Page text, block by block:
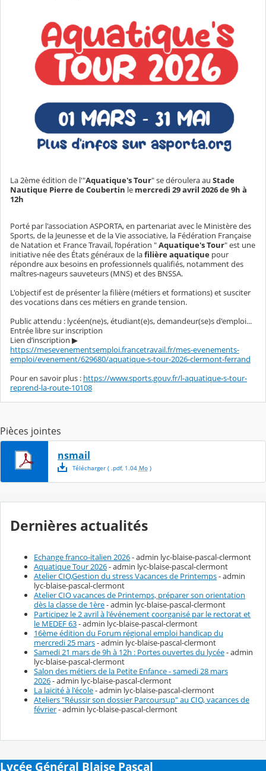
La 2ème édition de l'"Aquatique's Tour" se déroulera au Stade
Nautique Pierre de Coubertin le mercredi 29 avril 2026 de 9h à
12h
Porté par l'association ASPORTA, en partenariat avec le Ministère des
Sports, de la Jeunesse et de la Vie associative, la Fédération Française
de Natation et France Travail, l’opération "Aquatique's Tour" est une
initiative née des États généraux de lafilière aquatique pour
répondre aux besoins en professionnels qualifiés, notamment des
maîtres-nageurs sauveteurs (MNS) et des BNSSA.
L'objectif est de présenter la filière (métiers et formations) et susciter
des vocations dans ces métiers en grande tension.
Public attendu : lycéen(ne)s, étudiant(e)s, demandeur(se)s d'emploi...
Entrée libre sur inscription
Lien d’inscription ▶
https://mesevenementsemploi.francetravail.fr/mes-evenements-
emploi/evenement/629680/aquatique-s-tour-2026-clermont-ferrand
Pour en savoir plus : https://www.sports.gouv.fr/l-aquatique-s-tour-
reprend-la-route-10108
Pièces jointes
nsmail
Télécharger( .pdf, 1.04 Mo)
Dernières actualités
Echange franco-italien 2026- admin lyc-blaise-pascal-clermont
Aquatique Tour 2026- admin lyc-blaise-pascal-clermont
Atelier CIO,Gestion du stress Vacances de Printemps- admin
lyc-blaise-pascal-clermont
Atelier CIO vacances de Printemps, préparer son orientation
dès la classe de 1ère- admin lyc-blaise-pascal-clermont
Participez le 2 avril à l'événement coorganisé par le rectorat et
le MEDEF 63- admin lyc-blaise-pascal-clermont
16ème édition du Forum régional emploi handicap du
mercredi 25 mars- admin lyc-blaise-pascal-clermont
Samedi 21 mars de 9h à 12h : Portes ouvertes du lycée- admin
lyc-blaise-pascal-clermont
Salon des métiers de la Petite Enfance - samedi 28 mars
2026- admin lyc-blaise-pascal-clermont
La laïcité à l'école- admin lyc-blaise-pascal-clermont
Ateliers "Réussir son dossier Parcoursup" au CIO, vacances de
février- admin lyc-blaise-pascal-clermont
Lycée Général Blaise Pascal